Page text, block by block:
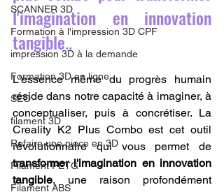
SCANNER 3D
Formation à l'impression 3D CPF
impression 3D à la demande
Formation 3D en ligne.
SEO
filament 3D
Refaire une piece en 3D
Filament PETG
Filament ABS
l'imagination en innovation
tangible..
L'essence même du progrès humain
réside dans notre capacité à imaginer, à
conceptualiser, puis à concrétiser. La
Creality K2 Plus Combo est cet outil
transformer l'imagination en innovation
tangible, une raison profondément